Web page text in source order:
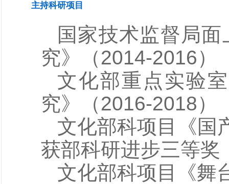
主持科研项目
国家技术监督局
究》（2014-2016）
文化部重点实验
究》（2016-2018）
文化部科项目《国
获部科研进步三等奖
文化部科项目《舞